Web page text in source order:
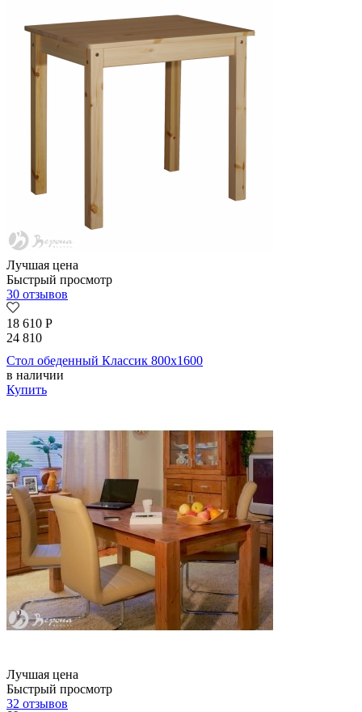
Лучшая цена
Быстрый просмотр
30 отзывов
18 610 Р
24 810
Стол обеденный Классик 800х1600
в наличии
Купить
Лучшая цена
Быстрый просмотр
32 отзывов